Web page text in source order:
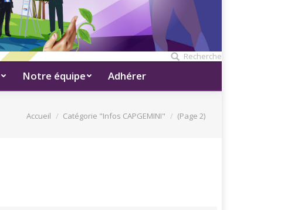
Recherche
Notre équipe Adhérer
Vous êtes ici
Accueil Catégorie "Infos CAPGEMINI" (Page 2)